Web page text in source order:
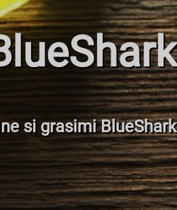
si grasimi BlueShark